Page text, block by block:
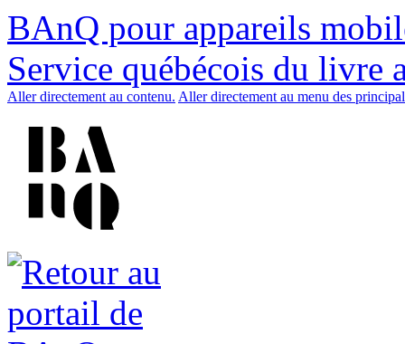
BAnQ pour appareils
Service québécois du livre
Aller directement au contenu. Aller directement au menu des